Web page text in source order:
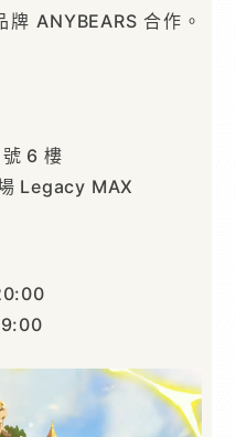
ANYBEARS 合作。
6 樓
Legacy MAX